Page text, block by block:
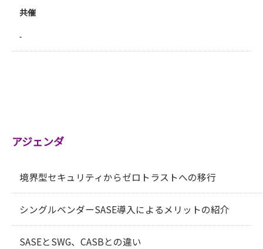
共催
-
アジェンダ
境界型セキュリティからゼロトラストへの移行
シングルベンダーSASE導入によるメリットの紹介
SASEとSWG、CASBとの違い